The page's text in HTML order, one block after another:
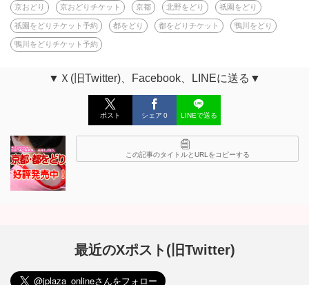
京おどり 京おどりチケット 京都 北野をどり 祇園をどり
祇園をどりチケット予約 都をどり 都をどりチケット 鴨川をどり
鴨川をどりチケット予約
▼Ｘ(旧Twitter)、Facebook、LINEに送る▼
ポスト シェア 0 LINEで送る
この記事のタイトルとURLをコピーする
最近のXポスト(旧Twitter)